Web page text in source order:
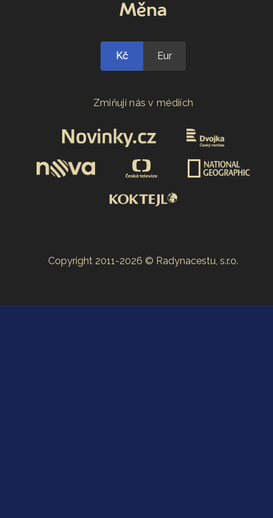
Měna
Kč Eur
Zmiňují nás v médiích
Copyright 2011-2026 © Radynacestu, s.r.o.